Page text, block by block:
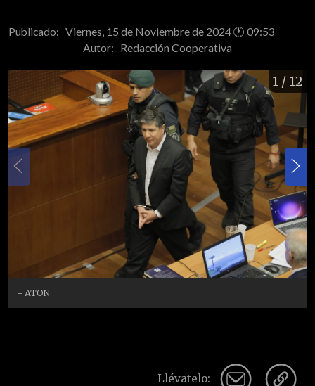
Publicado: Viernes, 15 de Noviembre de 2024 🕐 09:53
Autor: Redacción Cooperativa
1 / 12
- ATON
Llévatelo: